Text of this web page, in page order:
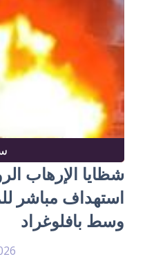
شظايا الإرهاب
استهداف مباشر
وسط بافلوغراد